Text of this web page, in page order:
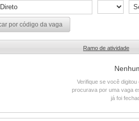
por código da vaga
Ramo de atividade
Verifique se você
procurava por uma vaga
já foi